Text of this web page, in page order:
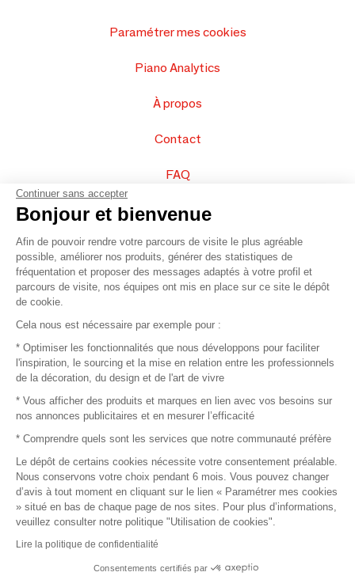
Paramétrer mes cookies
Piano Analytics
À propos
Contact
FAQ
Vendez vos produits
Plan du site
© 2016 –Organisation SAFI
Recrutement
Mentions légales
Conditions commerciales
Piano Analytics
Continuer sans accepter
Bonjour et bienvenue
Afin de pouvoir rendre votre parcours de visite le plus agréable
possible, améliorer nos produits, générer des statistiques de
fréquentation et proposer des messages adaptés à votre profil et
parcours de visite, nos équipes ont mis en place sur ce site le dépôt
de cookie.
Cela nous est nécessaire par exemple pour :
* Optimiser les fonctionnalités que nous développons pour faciliter
l'inspiration, le sourcing et la mise en relation entre les professionnels
de la décoration, du design et de l'art de vivre
* Vous afficher des produits et marques en lien avec vos besoins sur
nos annonces publicitaires et en mesurer l’efficacité
* Comprendre quels sont les services que notre communauté préfère
Le dépôt de certains cookies nécessite votre consentement préalable.
Nous conservons votre choix pendant 6 mois. Vous pouvez changer
d’avis à tout moment en cliquant sur le lien « Paramétrer mes cookies
» situé en bas de chaque page de nos sites. Pour plus d’informations,
veuillez consulter notre politique "Utilisation de cookies".
Lire la politique de confidentialité
Consentements certifiés par